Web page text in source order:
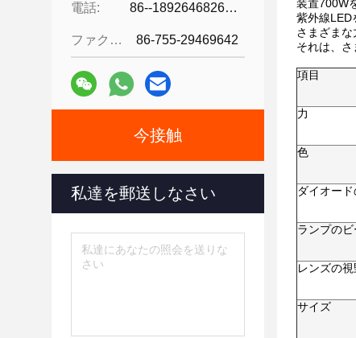
電話: 86--18926468268-15989898006
ファクシミリ: 86-755-29469642
今接触
私達を郵送しなさい
装置700W
紫外線LED
さまざま
それは、
項目
力
色
ダイオー
ランプの
レンズの視
サイズ